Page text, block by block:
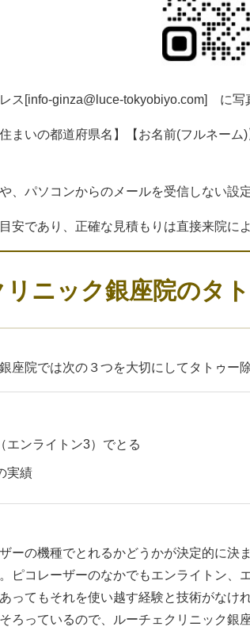
ス[info-ginza@luce-tokyobiyo.com] に写
まいの都道府県名】【お名前(フルネー
、パソコンからのメールを受信しない設
安であり、正確な見積もりは直接来院に
ニック銀座院のタ
座院では次の３つを大切にしてタトゥー
エンライトン3）でとる
実績
ーの機種でとれるかどうかが決定的に決
ピコレーザーのなかでもエンライトン
ってもそれを使い越す経験と技術がな
ろっているので、ルーチェクリニック銀